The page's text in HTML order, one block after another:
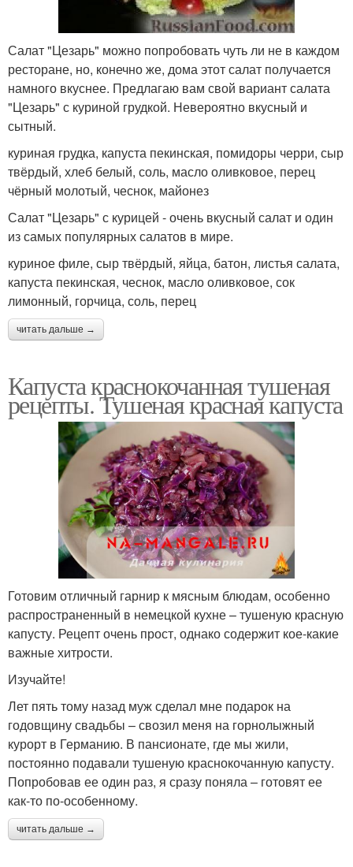
Салат "Цезарь" можно попробовать чуть ли не в каждом
ресторане, но, конечно же, дома этот салат получается
намного вкуснее. Предлагаю вам свой вариант салата
"Цезарь" с куриной грудкой. Невероятно вкусный и
сытный.
куриная грудка, капуста пекинская, помидоры черри, сыр
твёрдый, хлеб белый, соль, масло оливковое, перец
чёрный молотый, чеснок, майонез
Салат "Цезарь" с курицей - очень вкусный салат и один
из самых популярных салатов в мире.
куриное филе, сыр твёрдый, яйца, батон, листья салата,
капуста пекинская, чеснок, масло оливковое, сок
лимонный, горчица, соль, перец
читать дальше →
Капуста краснокочанная тушеная
рецепты. Тушеная красная капуста
Готовим отличный гарнир к мясным блюдам, особенно
распространенный в немецкой кухне – тушеную красную
капусту. Рецепт очень прост, однако содержит кое-какие
важные хитрости.
Изучайте!
Лет пять тому назад муж сделал мне подарок на
годовщину свадьбы – свозил меня на горнолыжный
курорт в Германию. В пансионате, где мы жили,
постоянно подавали тушеную краснокочанную капусту.
Попробовав ее один раз, я сразу поняла – готовят ее
как-то по-особенному.
читать дальше →